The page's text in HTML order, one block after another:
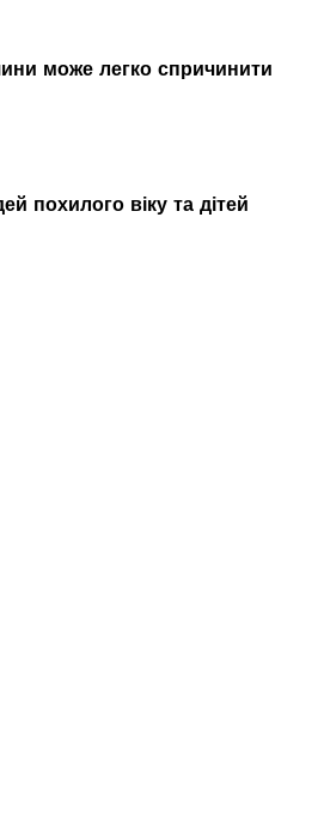
може легко спричинити
похилого віку та дітей